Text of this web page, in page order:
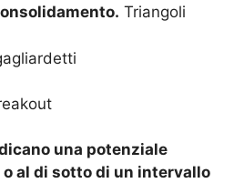
Triangoli
una potenziale
al di sotto di un intervallo